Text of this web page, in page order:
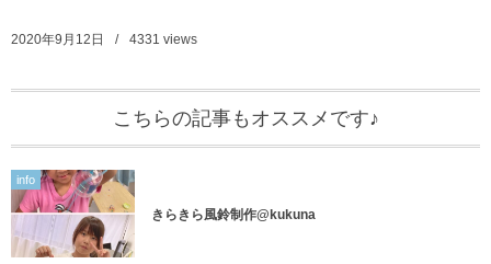
2020年9月12日 4331 views
こちらの記事もオススメです♪
info
きらきら風鈴制作@kukuna